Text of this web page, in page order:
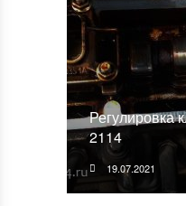
Регулировка
2114
19.07.2021